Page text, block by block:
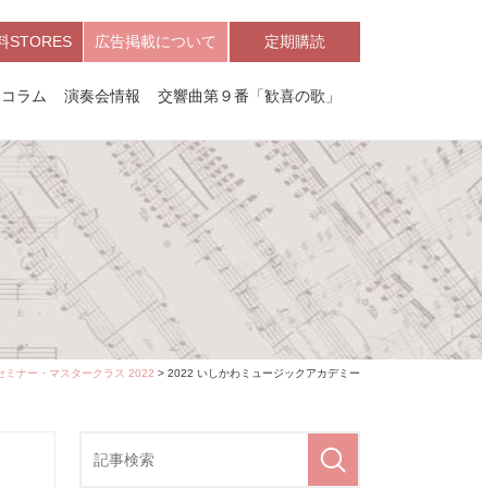
STORES 広告掲載について 定期購読
コラム 演奏会情報 交響曲第９番「歓喜の歌」
ミナー・マスタークラス 2022 > 2022 いしかわミュージックアカデミー